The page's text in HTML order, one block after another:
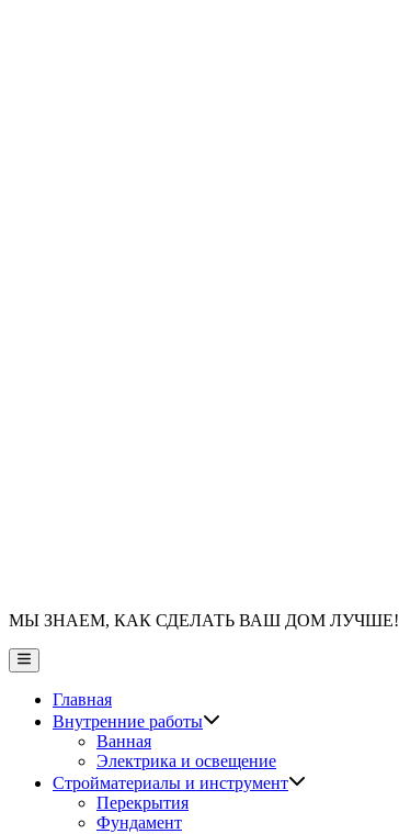
МЫ ЗНАЕМ, КАК СДЕЛАТЬ ВАШ ДОМ ЛУЧШЕ!
Главное
меню
Главная
Внутренние работы
Ванная
Электрика и освещение
Стройматериалы и инструмент
Перекрытия
Фундамент